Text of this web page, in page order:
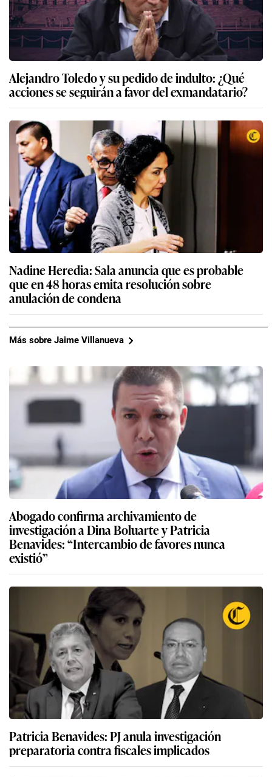
Alejandro Toledo y su pedido de indulto: ¿Qué
acciones se seguirán a favor del exmandatario?
Nadine Heredia: Sala anuncia que es probable
que en 48 horas emita resolución sobre
anulación de condena
Más sobre Jaime Villanueva
Abogado confirma archivamiento de
investigación a Dina Boluarte y Patricia
Benavides: “Intercambio de favores nunca
existió”
Patricia Benavides: PJ anula investigación
preparatoria contra fiscales implicados